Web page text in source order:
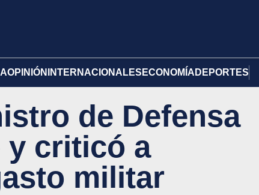
OPINIÓN INTERNACIONALES ECONOMÍA DEPORTES
de Defensa
y criticó a
militar